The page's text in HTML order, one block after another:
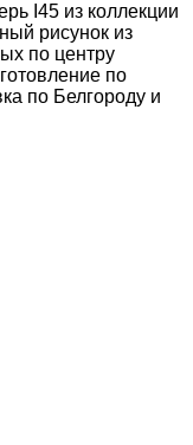
I45 из коллекции
рисунок из
по центру
по
по Белгороду и